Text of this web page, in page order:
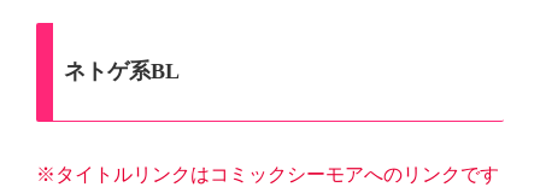
ネトゲ系BL
※タイトルリンクはコミックシーモアへのリンクです